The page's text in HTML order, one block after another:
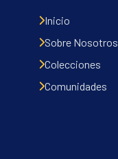
Inicio
Sobre Nosotros
Colecciones
Comunidades